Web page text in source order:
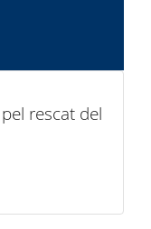
rescat del